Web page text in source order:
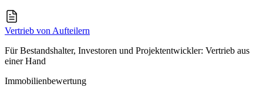
Vertrieb von Aufteilern
Für Bestandshalter, Investoren und Projektentwickler: Vertrieb aus
einer Hand
Immobilienbewertung